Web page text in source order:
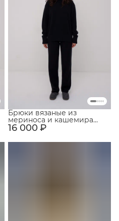
16 000 ₽
Брюки вязаные из
мериноса и кашемира
Чёрный